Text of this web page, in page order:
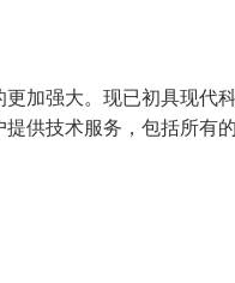
加强大。现已初具现代
供技术服务，包括所有